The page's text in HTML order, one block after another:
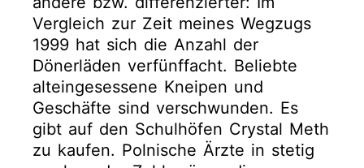
Vergleich zur Zeit meines Wegzugs
1999 hat sich die Anzahl der
Dönerläden verfünffacht. Beliebte
alteingesessene Kneipen und
Geschäfte sind verschwunden. Es
gibt auf den Schulhöfen Crystal Meth
zu kaufen. Polnische Ärzte in stetig